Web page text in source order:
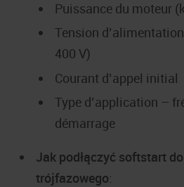
Puissance du moteur
Tension
400 V)
Courant d’appel initial
Type d’application –
démarrage
Jak podłączyć softstart
trójfazowego: